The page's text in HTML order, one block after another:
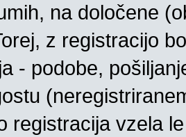
na določene
z registracijo
- podobe,
registracija vzela